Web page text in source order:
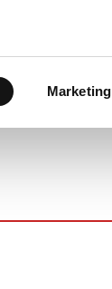
Marketing